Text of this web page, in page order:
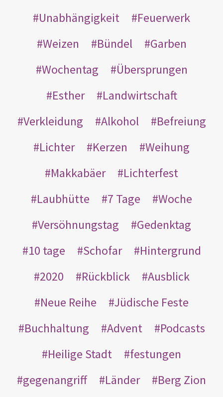
Unabhängigkeit
Feuerwerk
Weizen
Bündel
Garben
Wochentag
Übersprungen
Esther
Landwirtschaft
Verkleidung
Alkohol
Befreiung
Lichter
Kerzen
Weihung
Makkabäer
Lichterfest
Laubhütte
7 Tage
Woche
Versöhnungstag
Gedenktag
10 tage
Schofar
Hintergrund
2020
Rückblick
Ausblick
Neue Reihe
Jüdische Feste
Buchhaltung
Advent
Podcasts
Heilige Stadt
festungen
gegenangriff
Länder
Berg Zion